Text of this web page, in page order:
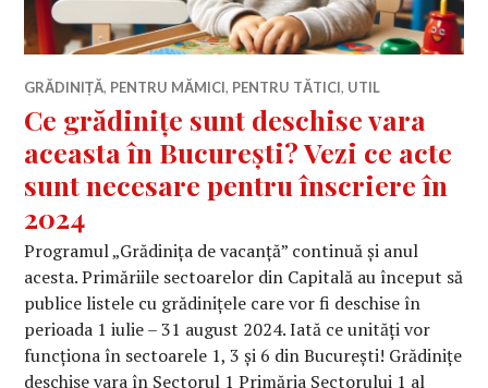
GRĂDINIȚĂ, PENTRU MĂMICI, PENTRU TĂTICI, UTIL
Ce grădinițe sunt deschise vara
aceasta în București? Vezi ce acte
sunt necesare pentru înscriere în
2024
Programul „Grădinița de vacanță” continuă și anul
acesta. Primăriile sectoarelor din Capitală au început să
publice listele cu grădinițele care vor fi deschise în
perioada 1 iulie – 31 august 2024. Iată ce unități vor
funcționa în sectoarele 1, 3 și 6 din București! Grădinițe
deschise vara în Sectorul 1 Primăria Sectorului 1 al